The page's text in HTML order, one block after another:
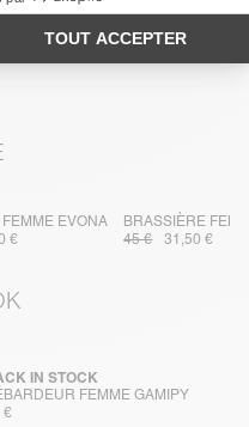
EVONA
€
BRASSIÈRE
45 €
31,50 €
FEMME GAMIPY
IN STOCK
€